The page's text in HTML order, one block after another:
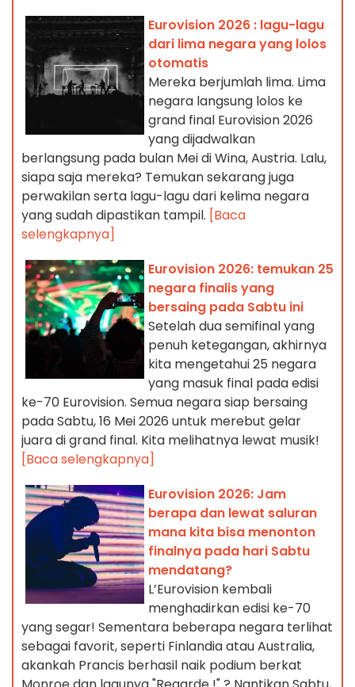
Eurovision 2026 : lagu-lagu
dari lima negara yang lolos
otomatis
Mereka berjumlah lima. Lima
negara langsung lolos ke
grand final Eurovision 2026
yang dijadwalkan
berlangsung pada bulan Mei di Wina, Austria. Lalu,
siapa saja mereka? Temukan sekarang juga
perwakilan serta lagu-lagu dari kelima negara
yang sudah dipastikan tampil. [Baca
selengkapnya]
Eurovision 2026: temukan 25
negara finalis yang
bersaing pada Sabtu ini
Setelah dua semifinal yang
penuh ketegangan, akhirnya
kita mengetahui 25 negara
yang masuk final pada edisi
ke-70 Eurovision. Semua negara siap bersaing
pada Sabtu, 16 Mei 2026 untuk merebut gelar
juara di grand final. Kita melihatnya lewat musik!
[Baca selengkapnya]
Eurovision 2026: Jam
berapa dan lewat saluran
mana kita bisa menonton
finalnya pada hari Sabtu
mendatang?
L’Eurovision kembali
menghadirkan edisi ke-70
yang segar! Sementara beberapa negara terlihat
sebagai favorit, seperti Finlandia atau Australia,
akankah Prancis berhasil naik podium berkat